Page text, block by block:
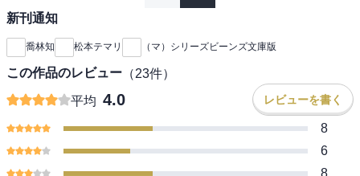
新刊通知
喬林知 松本テマリ （マ）シリーズビーンズ文庫版
この作品のレビュー （23件）
平均 4.0 レビューを書く
8
6
8